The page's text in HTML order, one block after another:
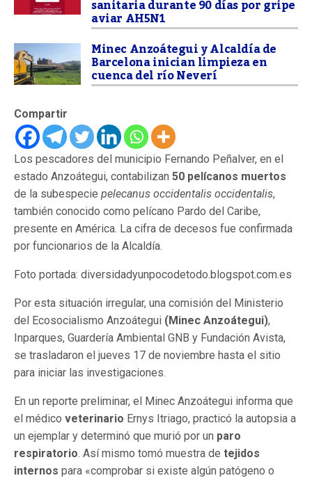
sanitaria durante 90 días por gripe
aviar AH5N1
Minec Anzoátegui y Alcaldía de
Barcelona inician limpieza en
cuenca del río Neverí
Compartir
Los pescadores del municipio Fernando Peñalver, en el
estado Anzoátegui, contabilizan 50 pelícanos muertos
de la subespecie pelecanus occidentalis occidentalis,
también conocido como pelícano Pardo del Caribe,
presente en América. La cifra de decesos fue confirmada
por funcionarios de la Alcaldía.
Foto portada: diversidadyunpocodetodo.blogspot.com.es
Por esta situación irregular, una comisión del Ministerio
del Ecosocialismo Anzoátegui (Minec Anzoátegui),
Inparques, Guardería Ambiental GNB y Fundación Avista,
se trasladaron el jueves 17 de noviembre hasta el sitio
para iniciar las investigaciones.
En un reporte preliminar, el Minec Anzoátegui informa que
el médico veterinario Ernys Itriago, practicó la autopsia a
un ejemplar y determinó que murió por un paro
respiratorio. Así mismo tomó muestra de tejidos
internos para «comprobar si existe algún patógeno o